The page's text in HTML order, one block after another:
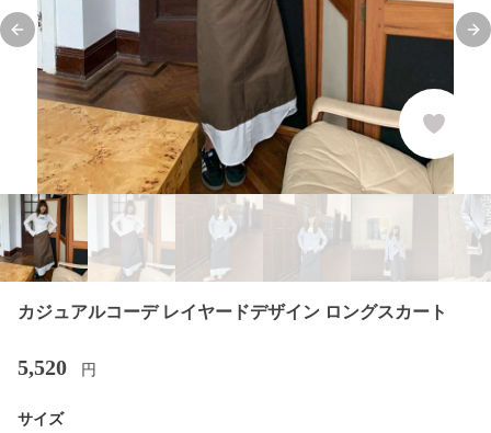
Previous slide
カジュアルコーデ レイヤードデザイン ロングスカート
5,520 円
サイズ